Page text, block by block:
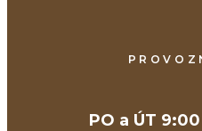
PO a ÚT